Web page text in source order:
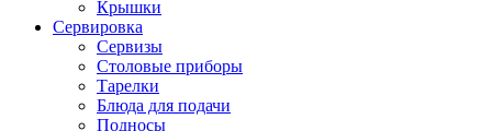
Крышки
Сервировка
Сервизы
Столовые приборы
Тарелки
Блюда для подачи
Подносы